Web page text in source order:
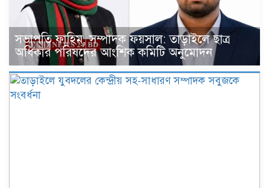
সভাপতি ফাহিম, সম্পাদক ফয়সাল: তাড়াইলে ছাত্র
অধিকার পরিষদের আংশিক কমিটি অনুমোদন